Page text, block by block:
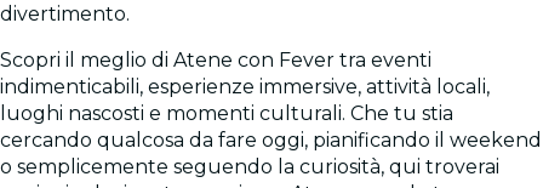
divertimento.
Scopri il meglio di Atene con Fever tra eventi
indimenticabili, esperienze immersive, attività locali,
luoghi nascosti e momenti culturali. Che tu stia
cercando qualcosa da fare oggi, pianificando il weekend
o semplicemente seguendo la curiosità, qui troverai